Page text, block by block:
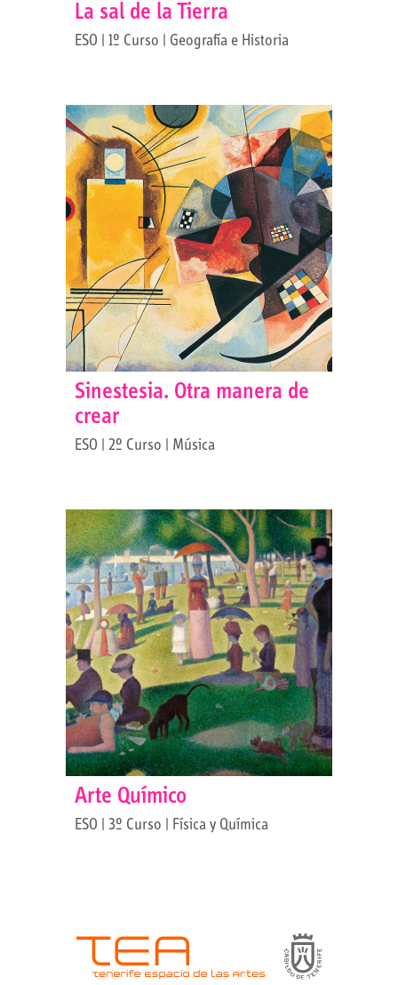
La sal de la Tierra
ESO | 1º Curso | Geografía e Historia
Sinestesia. Otra manera de
crear
ESO | 2º Curso | Música
Arte Químico
ESO | 3º Curso | Física y Química